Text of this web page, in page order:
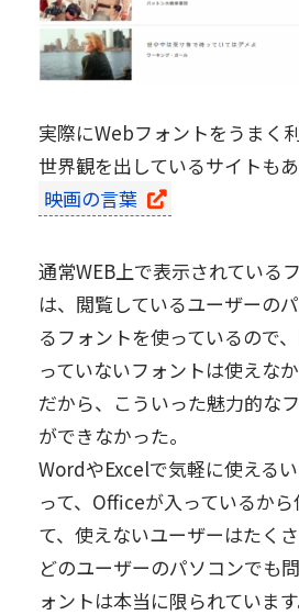
実際にWebフォントをうまく
世界観を出しているサイトもあ
映画の言葉
通常WEB上で表示されている
は、閲覧しているユーザーの
るフォントを使っているので
っていないフォントは使えなか
だから、こういった魅力的な
ができなかった。
WordやExcelで気軽に使える
って、Officeが入っているか
て、使えないユーザーはたく
どのユーザーのパソコンでも
ォントは本当に限られています